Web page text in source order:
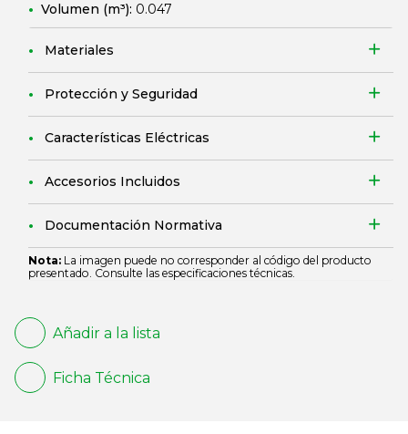
Volumen (m³): 0.047
Materiales
Protección y Seguridad
Características Eléctricas
Accesorios Incluidos
Documentación Normativa
Nota: La imagen puede no corresponder al código del producto
presentado. Consulte las especificaciones técnicas.
Añadir a la lista
Ficha Técnica